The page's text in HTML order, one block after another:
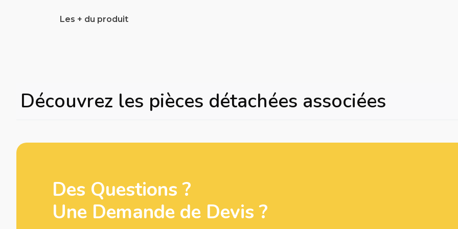
Les + du produit
Découvrez les pièces détachées associées
Des Questions ?
Une Demande de Devis ?